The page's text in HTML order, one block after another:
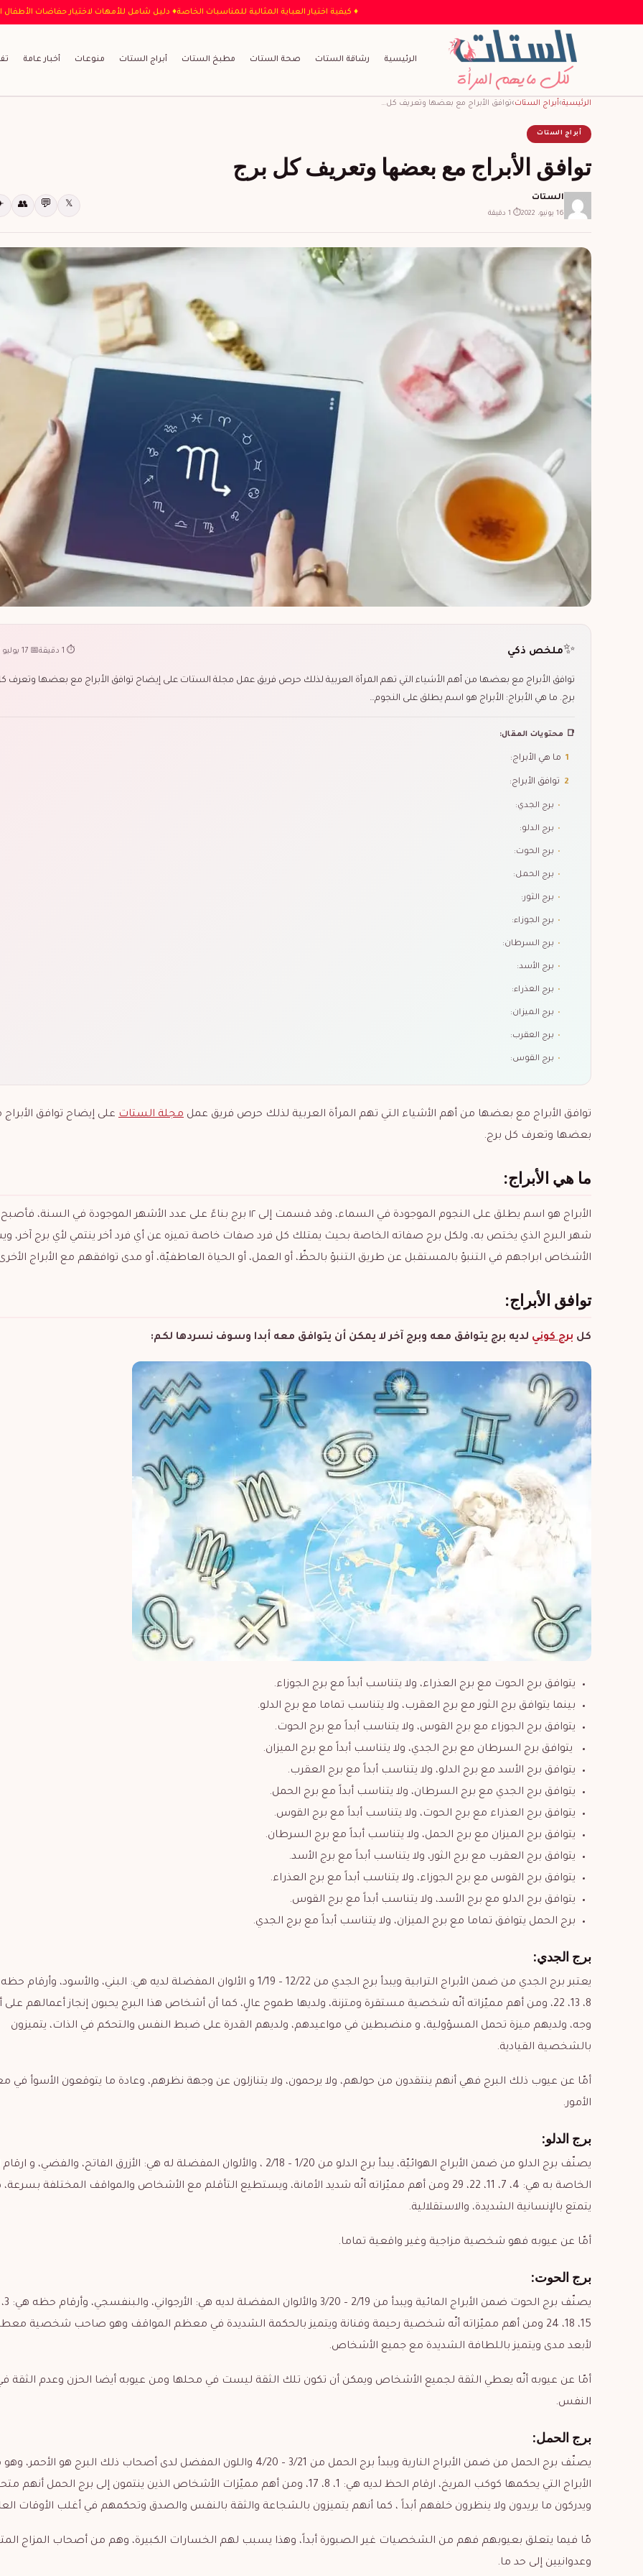
♦ كيفية اختيار العباية المثالية للمناسبات الخاصة ♦ دليل شامل للأمهات لاختيار
الرئيسية رشاقة الستات صحة الستات مطبخ الستات أبراج الستات منوعات أخبار عامة
الرئيسية›أبراج الستات›توافق الأبراج مع بعضها وتعريف كل…
أبراج الستات
توافق الأبراج مع بعضها وتعريف كل برج
الستات
16 يونيو، 2022 ⏱ 1 دقيقة
𝕏
💬
👥
✨ملخص ذكي ⏱ 1 دقيقة 📅 17 يوليو 2022
توافق الأبراج مع بعضها من أهم الأشياء التي تهم المرأة العربية لذلك حرص فريق عمل مجلة الستات على إيضاح توافق الأبراج مع بعضها وتعرف
برج. ما هي الأبراج: الأبراج هو اسم يطلق على النجوم…
📑 محتويات المقال:
1 ما هي الأبراج:
2 توافق الأبراج:
• برج الجدي:
• برج الدلو:
• برج الحوت:
• برج الحمل:
• برج الثور:
• برج الجوزاء:
• برج السرطان:
• برج الأسد:
• برج العذراء:
• برج الميزان:
• برج العقرب:
• برج القوس:
توافق الأبراج مع بعضها من أهم الأشياء التي تهم المرأة العربية لذلك حرص فريق عمل مجلة الستات على إيضاح توافق
بعضها وتعرف كل برج.
ما هي الأبراج:
الأبراج هو اسم يطلق على النجوم الموجودة في السماء، وقد قسمت إلى ١٢ برج بناءً على عدد الأشهر الموجودة في السنة،
شهر البرج الذي يختص به، ولكل برج صفاته الخاصة بحيث يمتلك كل فرد صفات خاصة تميزه عن أي فرد أخر ينتمي لأي برج آخر،
الأشخاص ابراجهم في التنبؤ بالمستقبل عن طريق التنبؤ بالحظّ، أو العمل، أو الحياة العاطفيّة، أو مدى توافقهم مع الأبراج
توافق الأبراج:
كل برج كوني لديه برج يتوافق معه وبرج آخر لا يمكن أن يتوافق معه أبدا وسوف نسردها لكم:
يتوافق برج الحوت مع برج العذراء، ولا يتناسب أبداً مع برج الجوزاء.
بينما يتوافق برج الثور مع برج العقرب، ولا يتناسب تماما مع برج الدلو.
يتوافق برج الجوزاء مع برج القوس، ولا يتناسب أبداً مع برج الحوت.
يتوافق برج السرطان مع برج الجدي، ولا يتناسب أبداً مع برج الميزان.
يتوافق برج الأسد مع برج الدلو، ولا يتناسب أبداً مع برج العقرب.
يتوافق برج الجدي مع برج السرطان، ولا يتناسب أبداً مع برج الحمل.
يتوافق برج العذراء مع برج الحوت، ولا يتناسب أبداً مع برج القوس.
يتوافق برج الميزان مع برج الحمل، ولا يتناسب أبداً مع برج السرطان.
يتوافق برج العقرب مع برج الثور، ولا يتناسب أبداً مع برج الأسد.
يتوافق برج القوس مع برج الجوزاء، ولا يتناسب أبداً مع برج العذراء.
يتوافق برج الدلو مع برج الأسد، ولا يتناسب أبداً مع برج القوس.
برج الحمل يتوافق تماما مع برج الميزان، ولا يتناسب أبداً مع برج الجدي.
برج الجدي:
8، 13، 22، ومن أهم مميّزاته أنّه شخصية مستقرة ومتزنة، ولديها طموح عالٍ، كما أن أشخاص هذا البرج يحبون إنجاز أعمالهم على
وجه، ولديهم ميزة تحمل المسؤولية، و منضبطين في مواعيدهم، ولديهم القدرة على ضبط النفس والتحكم في الذات، يتميزون
بالشخصية القيادية.
أمّا عن عيوب ذلك البرج فهي أنهم ينتقدون من حولهم، ولا يرحمون، ولا يتنازلون عن وجهة نظرهم، وعادة ما يتوقعون الأسوأ في
الأمور.
برج الدلو:
يصنّف برج الدلو من ضمن الأبراج الهوائيّة، يبدأ برج الدلو من 1/20 – 2/18 ، والألوان المفضلة له هي: الأزرق الفاتح، والفضي،
الخاصة به هي: 4، 7، 11، 22، 29 ومن أهم مميّزاته أنّه شديد الأمانة، ويستطيع التأقلم مع الأشخاص والمواقف المختلفة
يتمتع بالإنسانية الشديدة، والاستقلالية.
أمّا عن عيوبه فهو شخصية مزاجية وغير واقعية تماما.
برج الحوت:
15، 18، 24 ومن أهم مميّزاته أنّه شخصية رحيمة وفنانة ويتميز بالحكمة الشديدة في معظم المواقف وهو صاحب شخصية
لأبعد مدى ويتميز باللطافة الشديدة مع جميع الأشخاص.
أمّا عن عيوبه أنّه يعطي الثقة لجميع الأشخاص ويمكن أن تكون تلك الثقة ليست في محلها ومن عيوبه أيضا الحزن وعدم الثقة
النفس.
برج الحمل:
يصنّف برج الحمل من ضمن الأبراج النارية ويبدأ برج الحمل من 3/21 – 4/20 واللون المفضل لدى أصحاب ذلك البرج هو
الأبراج التي يحكمها كوكب المريخ، ارقام الحظ لديه هي: 1، 8، 17، ومن أهم مميّزات الأشخاص الذين ينتمون إلى برج الحمل
ويدركون ما يريدون ولا ينظرون خلفهم أبداً ، كما أنهم يتميزون بالشجاعة والثقة بالنفس والصدق وتحكمهم في أغلب الأوقات
مّا فيما يتعلق بعيوبهم فهم من الشخصيات غير الصبورة أبداً، وهذا يسبب لهم الخسارات الكبيرة، وهم من أصحاب المزاج
وعدوانيين إلى حد ما.